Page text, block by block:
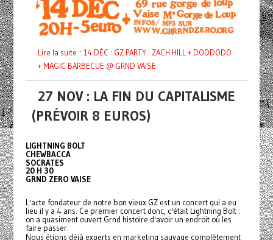
Lire la suite : 14 DÉC : GZ PARTY : ZACH HILL + DODDODO
+ MAGIC BARBECUE @ GRND VAISE
27 NOV : LA FIN DU CAPITALISME
(PRÉVOIR 8 EUROS)
LIGHTNING BOLT
CHEWBACCA
SOCRATES
20 H 30
GRND ZERO VAISE
L'acte fondateur de notre bon vieux GZ est un concert qui a eu
lieu il y a 4 ans. Ce premier concert donc, c'était Lightning Bolt :
on a quasiment ouvert Grnd histoire d'avoir un endroit où les
faire passer.
Nous étions déjà experts en marketing sauvage complètement